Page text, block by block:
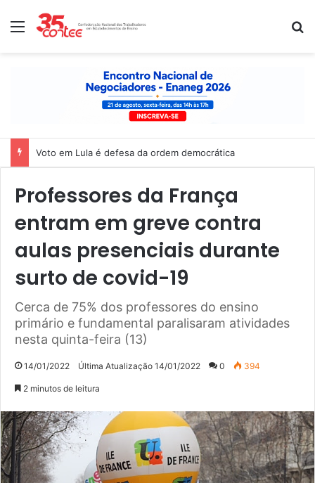
Menu
Voto em Lula é defesa da ordem democrática
Professores da França
entram em greve contra
aulas presenciais durante
surto de covid-19
Cerca de 75% dos professores do ensino
primário e fundamental paralisaram atividades
nesta quinta-feira (13)
14/01/2022 Última Atualização 14/01/2022 0 394
2 minutos de leitura